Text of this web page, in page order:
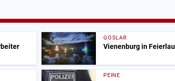
GOSLAR
Vienenburg in
PEINE